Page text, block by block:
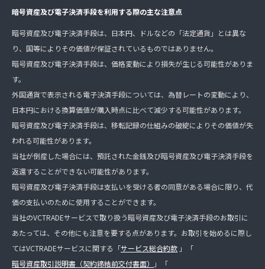
暗号資産及び電子決済手段を利用する際の主な注意点
暗号資産及び電子決済手段は、日本円、ドルなどの「法定通貨」とは異な
り、国等によりその価値が保証されているものではありません。
暗号資産及び電子決済手段は、価格変動により損失が生じる可能性がありま
す。
外国通貨で表示される電子決済手段については、為替レートの変動により、
日本円における換算価値が購入時点に比べて減少する可能性があります。
暗号資産及び電子決済手段は、移転記録の仕組みの破綻によりその価値が失
われる可能性があります。
当社が倒産した場合には、預託された金銭及び暗号資産及び電子決済手段を
返還することができない可能性があります。
暗号資産及び電子決済手段は支払いを受ける者の同意がある場合に限り、代
価の支払いのために使用することができます。
当社のVCTRADEサービスで取り扱う暗号資産及び電子決済手段のお取引に
あたっては、その他にも注意を要する点があります。お取引を始めるに際し
てはVCTRADEサービスに関する「サービス総合約款 」「
暗号資産取引説明書（契約締結前交付書面）
」「